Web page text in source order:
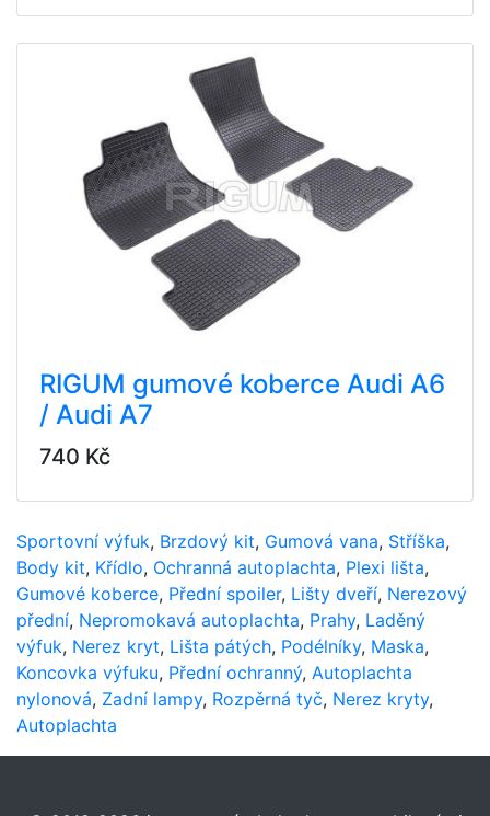
RIGUM gumové koberce Audi A6
/ Audi A7
740 Kč
Sportovní výfuk, Brzdový kit, Gumová vana, Stříška,
Body kit, Křídlo, Ochranná autoplachta, Plexi lišta,
Gumové koberce, Přední spoiler, Lišty dveří, Nerezový
přední, Nepromokavá autoplachta, Prahy, Laděný
výfuk, Nerez kryt, Lišta pátých, Podélníky, Maska,
Koncovka výfuku, Přední ochranný, Autoplachta
nylonová, Zadní lampy, Rozpěrná tyč, Nerez kryty,
Autoplachta